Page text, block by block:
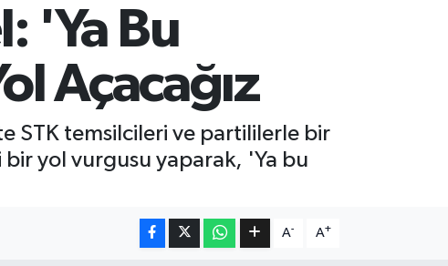
%0.45
%70'Ya Bu
Açacağız
STK temsilcileri ve partililerle bir
yol vurgusu yaparak, 'Ya bu
A- A+